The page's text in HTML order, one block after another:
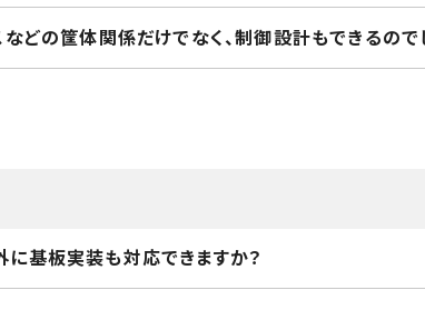
どの筐体関係だけでなく、制御設計もできるので
基板実装も対応できますか？